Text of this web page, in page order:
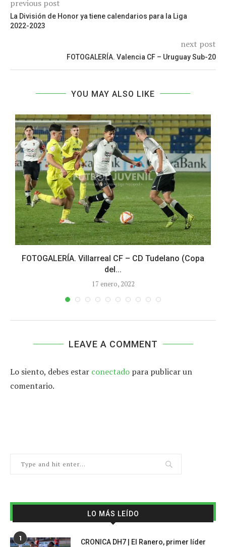
previous post
La División de Honor ya tiene calendarios para la Liga
2022-2023
next post
FOTOGALERÍA. Valencia CF – Uruguay Sub-20
YOU MAY ALSO LIKE
FOTOGALERÍA. Villarreal CF – CD Tudelano (Copa
del...
17 enero, 2022
LEAVE A COMMENT
Lo siento, debes estar conectado para publicar un
comentario.
LO MÁS LEÍDO
1
CRONICA DH7 | El Ranero, primer líder